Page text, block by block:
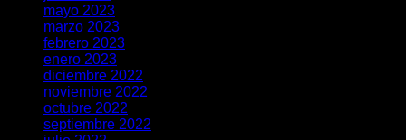
mayo 2023
marzo 2023
febrero 2023
enero 2023
diciembre 2022
noviembre 2022
octubre 2022
septiembre 2022